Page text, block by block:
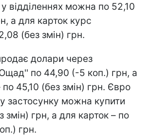
відділеннях можна по 52,10
а для карток курс
(без змін) грн.
долари через
по 44,90 (-5 коп.) грн, а
по 45,10 (без змін) грн. Євро
застосунку можна купити
змін) грн, а для карток – по
грн.